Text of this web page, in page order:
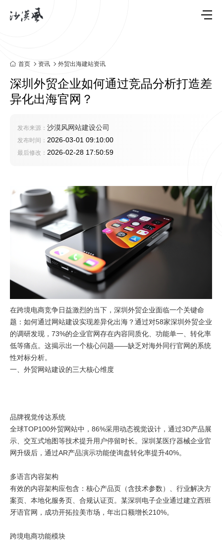
首页 资讯 外贸出海建站资讯
深圳外贸企业如何通过竞品分析打造差
异化出海官网？
发布来源： 沙漠风网站建设公司
发布时间： 2026-03-01 09:10:00
最后修改： 2026-02-28 17:50:59
在跨境电商竞争日益激烈的当下，深圳外贸企业面临一个关键命
题：如何通过网站建设实现差异化出海？通过对58家深圳外贸企业
的调研发现，73%的企业官网存在内容同质化、功能单一、转化率
低等痛点。这揭示出一个核心问题——缺乏对海外同行官网的系统
性对标分析。
一、外贸网站建设的三大核心维度
品牌视觉传达系统
全球TOP100外贸网站中，86%采用动态视觉设计，通过3D产品展
示、交互式地图等技术提升用户停留时长。深圳某医疗器械企业官
网升级后，通过AR产品演示功能使询盘转化率提升40%。
多语言内容架构
有效的内容架构应包含：核心产品页（含技术参数）、行业解决方
案页、本地化服务页、合规认证页。某深圳电子企业通过建立西班
牙语官网，成功开拓拉美市场，年出口额增长210%。
跨境电商功能模块